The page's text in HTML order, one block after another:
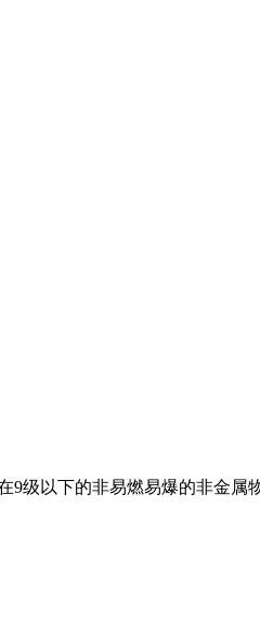
级以下的非易燃易爆的非金属